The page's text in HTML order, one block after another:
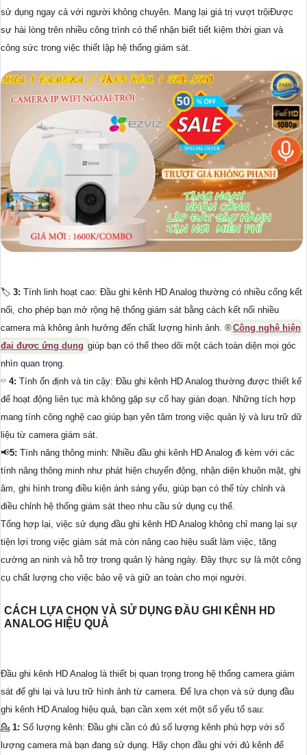
sử dụng ngay cả với người không chuyên. Mang lại giá trị vượt trộiĐược
sự hài lòng trên nhiều công trình có thể nhận biết tiết kiệm thời gian và
công sức trong việc thiết lập hệ thống giám sát.
🏷 3: Tính linh hoạt cao: Đầu ghi kênh HD Analog thường có nhiều cổng kết
nối, cho phép bạn mở rộng hệ thống giám sát bằng cách kết nối nhiều
camera mà không ảnh hưởng đến chất lượng hình ảnh. ®️Công nghệ hiện
đại được ứng dụng giúp bạn có thể theo dõi một cách toàn diện mọi góc
nhìn quan trọng.
⌔ 4: Tính ổn định và tin cậy: Đầu ghi kênh HD Analog thường được thiết kế
để hoạt động liên tục mà không gặp sự cố hay gián đoạn. Những tích hợp
mang tính công nghệ cao giúp bạn yên tâm trong việc quản lý và lưu trữ dữ
liệu từ camera giám sát.
📢5: Tính năng thông minh: Nhiều đầu ghi kênh HD Analog đi kèm với các
tính năng thông minh như phát hiện chuyển động, nhận diện khuôn mặt, ghi
âm, ghi hình trong điều kiện ánh sáng yếu, giúp bạn có thể tùy chỉnh và
điều chỉnh hệ thống giám sát theo nhu cầu sử dụng cụ thể.
Tổng hợp lại, việc sử dụng đầu ghi kênh HD Analog không chỉ mang lại sự
tiện lợi trong việc giám sát mà còn nâng cao hiệu suất làm việc, tăng
cường an ninh và hỗ trợ trong quản lý hàng ngày. Đây thực sự là một công
cụ chất lượng cho việc bảo vệ và giữ an toàn cho mọi người.
CÁCH LỰA CHỌN VÀ SỬ DỤNG ĐẦU GHI KÊNH HD
ANALOG HIỆU QUẢ
Đầu ghi kênh HD Analog là thiết bị quan trọng trong hệ thống camera giám
sát để ghi lại và lưu trữ hình ảnh từ camera. Để lựa chọn và sử dụng đầu
ghi kênh HD Analog hiệu quả, bạn cần xem xét một số yếu tố sau:
💁 1: Số lượng kênh: Đầu ghi cần có đủ số lượng kênh phù hợp với số
lượng camera mà bạn đang sử dụng. Hãy chọn đầu ghi với đủ kênh để